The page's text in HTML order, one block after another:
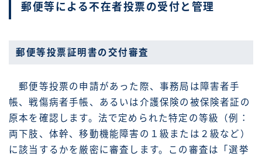
郵便等による不在者投票の受付と管理
郵便等投票証明書の交付審査
郵便等投票の申請があった際、事務局は障害者手
帳、戦傷病者手帳、あるいは介護保険の被保険者証の
原本を確認します。法で定められた特定の等級（例：
両下肢、体幹、移動機能障害の１級または２級など）
に該当するかを厳密に審査します。この審査は「選挙